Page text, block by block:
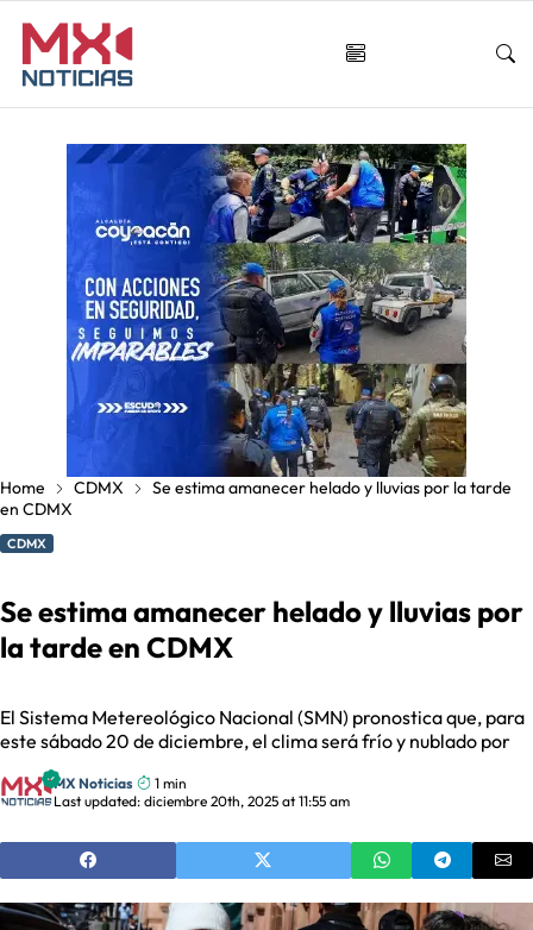
Home CDMX
Se estima amanecer helado y lluvias por la tarde
en CDMX
CDMX
Se estima amanecer helado y lluvias por
la tarde en CDMX
El Sistema Metereológico Nacional (SMN) pronostica que, para
este sábado 20 de diciembre, el clima será frío y nublado por
MX Noticias
1 min
Last updated: diciembre 20th, 2025 at 11:55 am